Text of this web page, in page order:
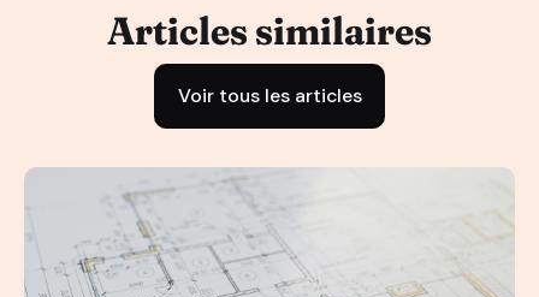
Articles similaires
Voir tous les articles